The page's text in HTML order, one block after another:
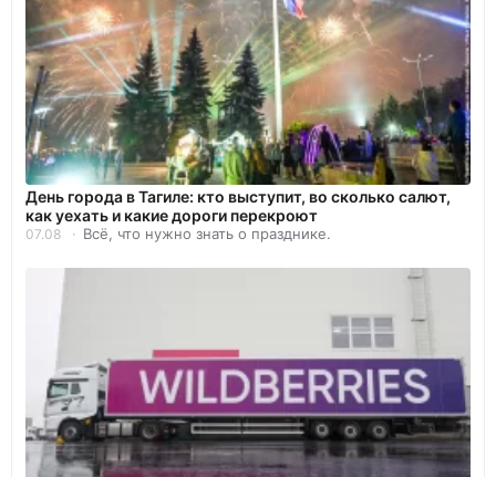
День города в Тагиле: кто выступит, во сколько салют,
как уехать и какие дороги перекроют
07.08 Всё, что нужно знать о празднике.